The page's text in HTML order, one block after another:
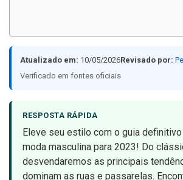
Atualizado em: 10/05/2026Revisado por:
Verificado em fontes oficiais
RESPOSTA RÁPIDA
Eleve seu estilo com o guia
moda masculina para 2023! Do
desvendaremos as principais
dominam as ruas e passarelas.